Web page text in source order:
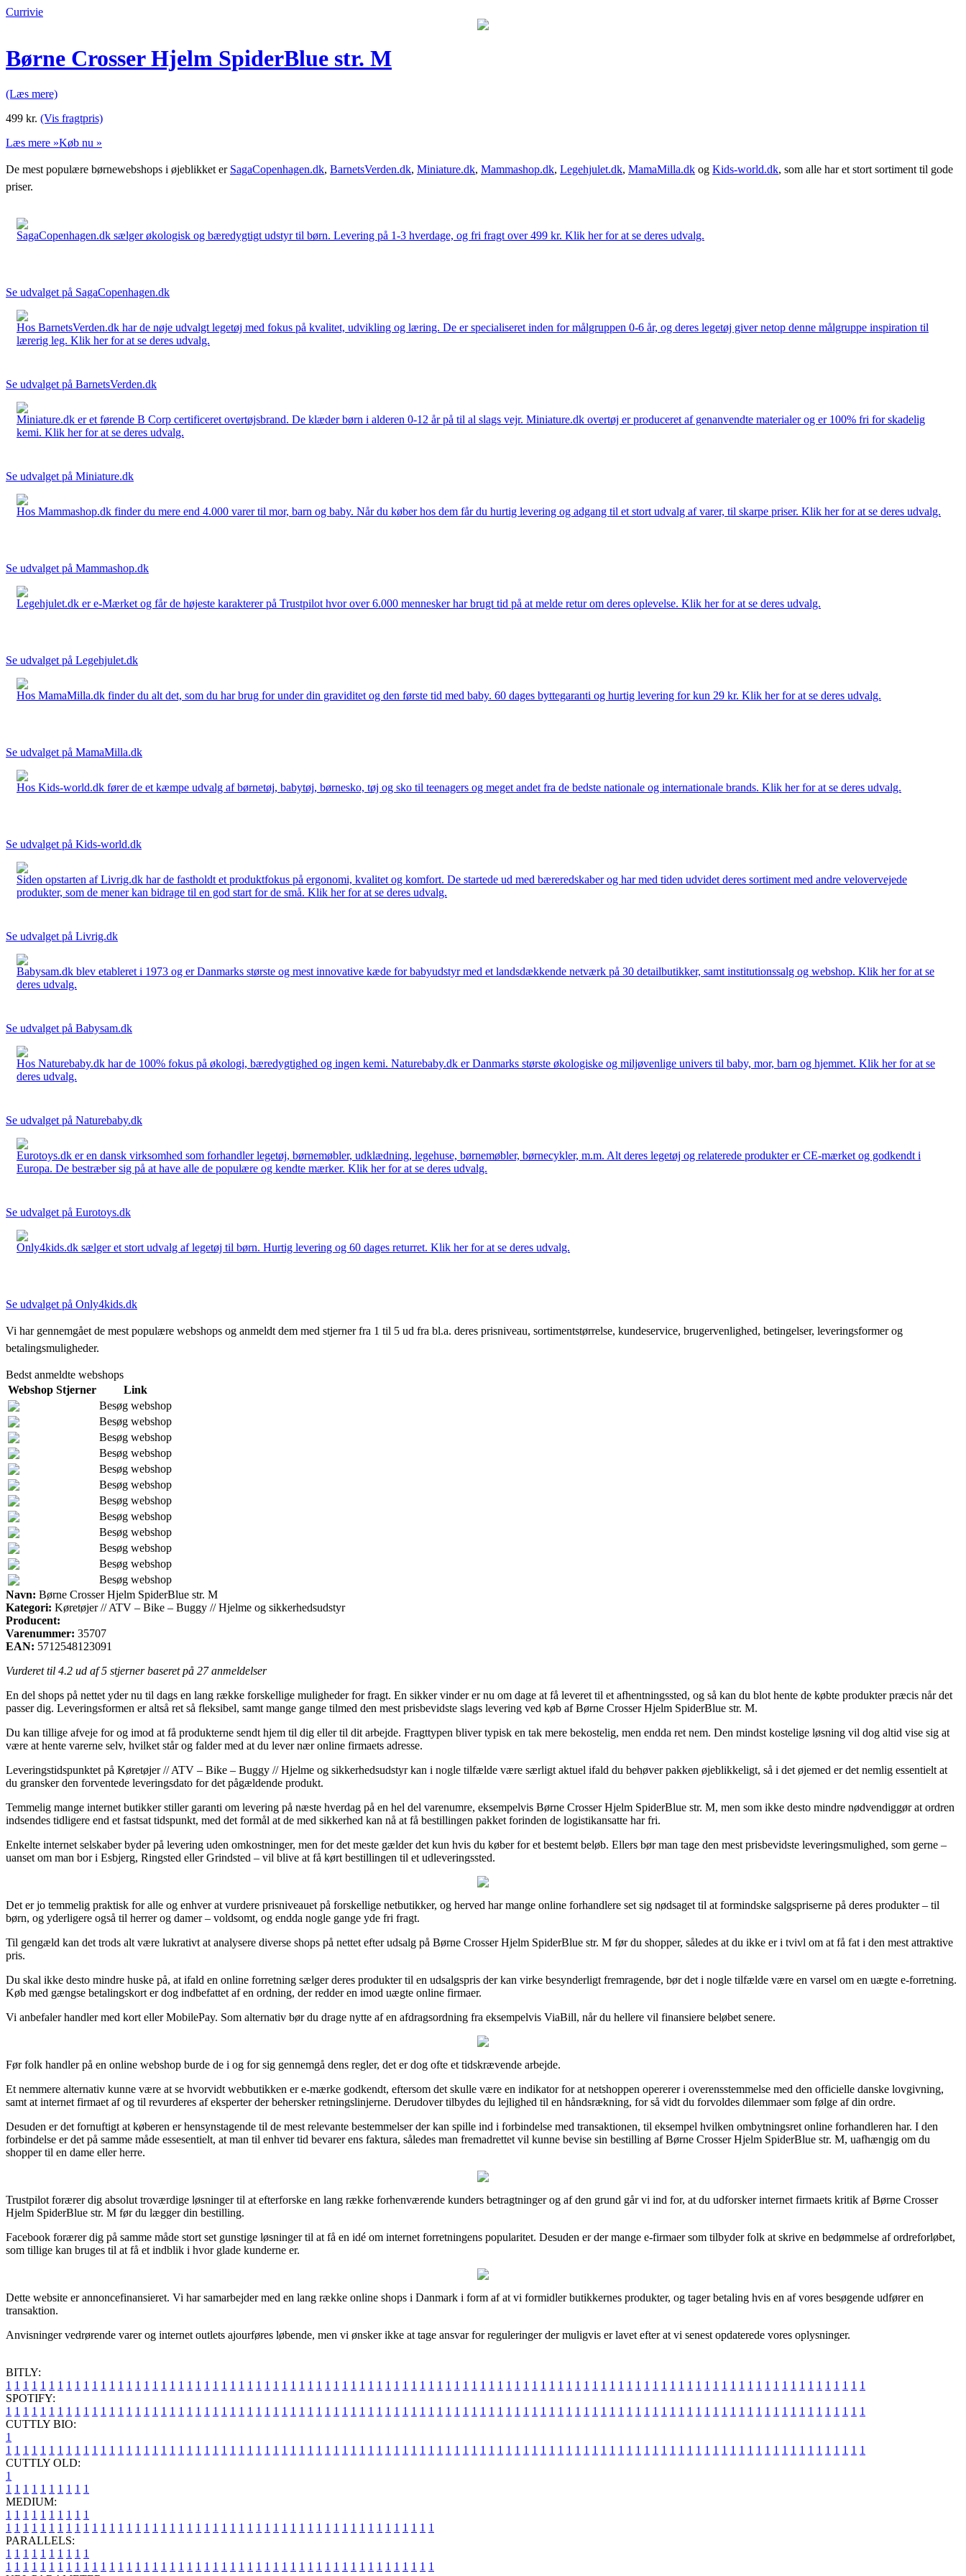
Currivie
Børne Crosser Hjelm SpiderBlue str. M
(Læs mere)
499 kr. (Vis fragtpris)
Læs mere »Køb nu »
De mest populære børnewebshops i øjeblikket er SagaCopenhagen.dk, BarnetsVerden.dk, Miniature.dk, Mammashop.dk, Legehjulet.dk, MamaMilla.dk og Kids-world.dk, som alle har et stort sortiment til gode
priser.
SagaCopenhagen.dk sælger økologisk og bæredygtigt udstyr til børn. Levering på 1-3 hverdage, og fri fragt over 499 kr. Klik her for at se deres udvalg.
Se udvalget på SagaCopenhagen.dk
Hos BarnetsVerden.dk har de nøje udvalgt legetøj med fokus på kvalitet, udvikling og læring. De er specialiseret inden for målgruppen 0-6 år, og deres legetøj giver netop denne målgruppe inspiration til
lærerig leg. Klik her for at se deres udvalg.
Se udvalget på BarnetsVerden.dk
Miniature.dk er et førende B Corp certificeret overtøjsbrand. De klæder børn i alderen 0-12 år på til al slags vejr. Miniature.dk overtøj er produceret af genanvendte materialer og er 100% fri for skadelig
kemi. Klik her for at se deres udvalg.
Se udvalget på Miniature.dk
Hos Mammashop.dk finder du mere end 4.000 varer til mor, barn og baby. Når du køber hos dem får du hurtig levering og adgang til et stort udvalg af varer, til skarpe priser. Klik her for at se deres udvalg.
Se udvalget på Mammashop.dk
Legehjulet.dk er e-Mærket og får de højeste karakterer på Trustpilot hvor over 6.000 mennesker har brugt tid på at melde retur om deres oplevelse. Klik her for at se deres udvalg.
Se udvalget på Legehjulet.dk
Hos MamaMilla.dk finder du alt det, som du har brug for under din graviditet og den første tid med baby. 60 dages byttegaranti og hurtig levering for kun 29 kr. Klik her for at se deres udvalg.
Se udvalget på MamaMilla.dk
Hos Kids-world.dk fører de et kæmpe udvalg af børnetøj, babytøj, børnesko, tøj og sko til teenagers og meget andet fra de bedste nationale og internationale brands. Klik her for at se deres udvalg.
Se udvalget på Kids-world.dk
Siden opstarten af Livrig.dk har de fastholdt et produktfokus på ergonomi, kvalitet og komfort. De startede ud med bæreredskaber og har med tiden udvidet deres sortiment med andre velovervejede
produkter, som de mener kan bidrage til en god start for de små. Klik her for at se deres udvalg.
Se udvalget på Livrig.dk
Babysam.dk blev etableret i 1973 og er Danmarks største og mest innovative kæde for babyudstyr med et landsdækkende netværk på 30 detailbutikker, samt institutionssalg og webshop. Klik her for at se
deres udvalg.
Se udvalget på Babysam.dk
Hos Naturebaby.dk har de 100% fokus på økologi, bæredygtighed og ingen kemi. Naturebaby.dk er Danmarks største økologiske og miljøvenlige univers til baby, mor, barn og hjemmet. Klik her for at se
deres udvalg.
Se udvalget på Naturebaby.dk
Eurotoys.dk er en dansk virksomhed som forhandler legetøj, børnemøbler, udklædning, legehuse, børnemøbler, børnecykler, m.m. Alt deres legetøj og relaterede produkter er CE-mærket og godkendt i
Europa. De bestræber sig på at have alle de populære og kendte mærker. Klik her for at se deres udvalg.
Se udvalget på Eurotoys.dk
Only4kids.dk sælger et stort udvalg af legetøj til børn. Hurtig levering og 60 dages returret. Klik her for at se deres udvalg.
Se udvalget på Only4kids.dk
Vi har gennemgået de mest populære webshops og anmeldt dem med stjerner fra 1 til 5 ud fra bl.a. deres prisniveau, sortimentstørrelse, kundeservice, brugervenlighed, betingelser, leveringsformer og
betalingsmuligheder.
Bedst anmeldte webshops
Webshop Stjerner
Link
Besøg webshop
Besøg webshop
Besøg webshop
Besøg webshop
Besøg webshop
Besøg webshop
Besøg webshop
Besøg webshop
Besøg webshop
Besøg webshop
Besøg webshop
Besøg webshop
Navn: Børne Crosser Hjelm SpiderBlue str. M
Kategori: Køretøjer // ATV – Bike – Buggy // Hjelme og sikkerhedsudstyr
Producent:
Varenummer: 35707
EAN: 5712548123091
Vurderet til 4.2 ud af 5 stjerner baseret på 27anmeldelser
En del shops på nettet yder nu til dags en lang række forskellige muligheder for fragt. En sikker vinder er nu om dage at få leveret til et afhentningssted, og så kan du blot hente de købte produkter præcis når det
passer dig. Leveringsformen er altså ret så fleksibel, samt mange gange tilmed den mest prisbevidste slags levering ved køb af Børne Crosser Hjelm SpiderBlue str. M.
Du kan tillige afveje for og imod at få produkterne sendt hjem til dig eller til dit arbejde. Fragttypen bliver typisk en tak mere bekostelig, men endda ret nem. Den mindst kostelige løsning vil dog altid vise sig at
være at hente varerne selv, hvilket står og falder med at du lever nær online firmaets adresse.
Leveringstidspunktet på Køretøjer // ATV – Bike – Buggy // Hjelme og sikkerhedsudstyr kan i nogle tilfælde være særligt aktuel ifald du behøver pakken øjeblikkeligt, så i det øjemed er det nemlig essentielt at
du gransker den forventede leveringsdato for det pågældende produkt.
Temmelig mange internet butikker stiller garanti om levering på næste hverdag på en hel del varenumre, eksempelvis Børne Crosser Hjelm SpiderBlue str. M, men som ikke desto mindre nødvendiggør at ordren
indsendes tidligere end et fastsat tidspunkt, med det formål at de med sikkerhed kan nå at få bestillingen pakket forinden de logistikansatte har fri.
Enkelte internet selskaber byder på levering uden omkostninger, men for det meste gælder det kun hvis du køber for et bestemt beløb. Ellers bør man tage den mest prisbevidste leveringsmulighed, som gerne –
uanset om man bor i Esbjerg, Ringsted eller Grindsted – vil blive at få kørt bestillingen til et udleveringssted.
Det er jo temmelig praktisk for alle og enhver at vurdere prisniveauet på forskellige netbutikker, og herved har mange online forhandlere set sig nødsaget til at formindske salgspriserne på deres produkter – til
børn, og yderligere også til herrer og damer – voldsomt, og endda nogle gange yde fri fragt.
Til gengæld kan det trods alt være lukrativt at analysere diverse shops på nettet efter udsalg på Børne Crosser Hjelm SpiderBlue str. M før du shopper, således at du ikke er i tvivl om at få fat i den mest attraktive
pris.
Du skal ikke desto mindre huske på, at ifald en online forretning sælger deres produkter til en udsalgspris der kan virke besynderligt fremragende, bør det i nogle tilfælde være en varsel om en uægte e-forretning.
Køb med gængse betalingskort er dog indbefattet af en ordning, der redder en imod uægte online firmaer.
Vi anbefaler handler med kort eller MobilePay. Som alternativ bør du drage nytte af en afdragsordning fra eksempelvis ViaBill, når du hellere vil finansiere beløbet senere.
Før folk handler på en online webshop burde de i og for sig gennemgå dens regler, det er dog ofte et tidskrævende arbejde.
Et nemmere alternativ kunne være at se hvorvidt webbutikken er e-mærke godkendt, eftersom det skulle være en indikator for at netshoppen opererer i overensstemmelse med den officielle danske lovgivning,
samt at internet firmaet af og til revurderes af eksperter der behersker retningslinjerne. Derudover tilbydes du lejlighed til en håndsrækning, for så vidt du forvoldes dilemmaer som følge af din ordre.
Desuden er det fornuftigt at køberen er hensynstagende til de mest relevante bestemmelser der kan spille ind i forbindelse med transaktionen, til eksempel hvilken ombytningsret online forhandleren har. I den
forbindelse er det på samme måde essesentielt, at man til enhver tid bevarer ens faktura, således man fremadrettet vil kunne bevise sin bestilling af Børne Crosser Hjelm SpiderBlue str. M, uafhængig om du
shopper til en dame eller herre.
Trustpilot forærer dig absolut troværdige løsninger til at efterforske en lang række forhenværende kunders betragtninger og af den grund går vi ind for, at du udforsker internet firmaets kritik af Børne Crosser
Hjelm SpiderBlue str. M før du lægger din bestilling.
Facebook forærer dig på samme måde stort set gunstige løsninger til at få en idé om internet forretningens popularitet. Desuden er der mange e-firmaer som tilbyder folk at skrive en bedømmelse af ordreforløbet,
som tillige kan bruges til at få et indblik i hvor glade kunderne er.
Dette website er annoncefinansieret. Vi har samarbejder med en lang række online shops i Danmark i form af at vi formidler butikkernes produkter, og tager betaling hvis en af vores besøgende udfører en
transaktion.
Anvisninger vedrørende varer og internet outlets ajourføres løbende, men vi ønsker ikke at tage ansvar for reguleringer der muligvis er lavet efter at vi senest opdaterede vores oplysninger.
BITLY:
1 1 1 1 1 1 1 1 1 1 1 1 1 1 1 1 1 1 1 1 1 1 1 1 1 1 1 1 1 1 1 1 1 1 1 1 1 1 1 1 1 1 1 1 1 1 1 1 1 1 1 1 1 1 1 1 1 1 1 1 1 1 1 1 1 1 1 1 1 1 1 1 1 1 1 1 1 1 1 1 1 1 1 1 1 1 1 1 1 1 1 1 1 1 1 1 1 1 1 1
SPOTIFY:
1 1 1 1 1 1 1 1 1 1 1 1 1 1 1 1 1 1 1 1 1 1 1 1 1 1 1 1 1 1 1 1 1 1 1 1 1 1 1 1 1 1 1 1 1 1 1 1 1 1 1 1 1 1 1 1 1 1 1 1 1 1 1 1 1 1 1 1 1 1 1 1 1 1 1 1 1 1 1 1 1 1 1 1 1 1 1 1 1 1 1 1 1 1 1 1 1 1 1 1
CUTTLY BIO:
1
1 1 1 1 1 1 1 1 1 1 1 1 1 1 1 1 1 1 1 1 1 1 1 1 1 1 1 1 1 1 1 1 1 1 1 1 1 1 1 1 1 1 1 1 1 1 1 1 1 1 1 1 1 1 1 1 1 1 1 1 1 1 1 1 1 1 1 1 1 1 1 1 1 1 1 1 1 1 1 1 1 1 1 1 1 1 1 1 1 1 1 1 1 1 1 1 1 1 1 1
CUTTLY OLD:
1
1 1 1 1 1 1 1 1 1 1
MEDIUM:
1 1 1 1 1 1 1 1 1 1
1 1 1 1 1 1 1 1 1 1 1 1 1 1 1 1 1 1 1 1 1 1 1 1 1 1 1 1 1 1 1 1 1 1 1 1 1 1 1 1 1 1 1 1 1 1 1 1 1 1
PARALLELS:
1 1 1 1 1 1 1 1 1 1
1 1 1 1 1 1 1 1 1 1 1 1 1 1 1 1 1 1 1 1 1 1 1 1 1 1 1 1 1 1 1 1 1 1 1 1 1 1 1 1 1 1 1 1 1 1 1 1 1 1